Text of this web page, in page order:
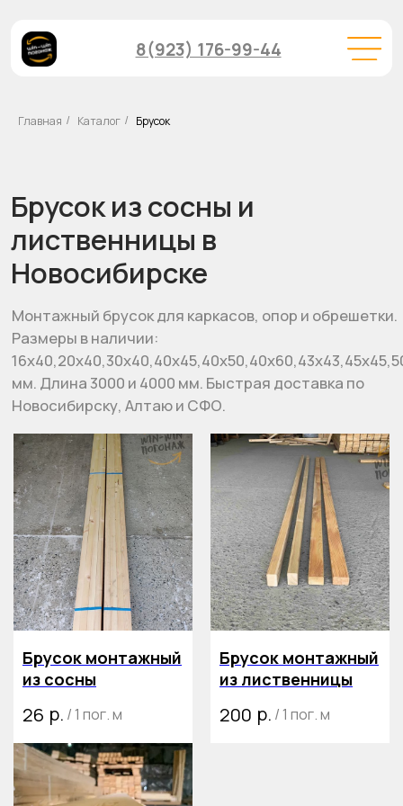
8(923) 176-99-44
Главная / Каталог / Брусок
лиственницы в
Новосибирске
Монтажный брусок для каркасов, опор и обрешетки.
Размеры в наличии:
мм. Длина 3000 и 4000 мм. Быстрая доставка по
Новосибирску, Алтаю и СФО.
Брусок монтажный
из сосны
26 р. / 1 пог. м
Брусок монтажный
из лиственницы
200 р. / 1 пог. м